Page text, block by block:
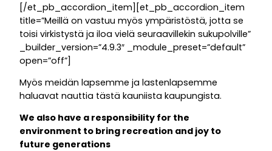
[/et_pb_accordion_item][et_pb_accordion_item
title=”Meillä on vastuu myös ympäristöstä, jotta se
toisi virkistystä ja iloa vielä seuraavillekin sukupolville”
_builder_version=”4.9.3″ _module_preset=”default”
open=”off”]
Myös meidän lapsemme ja lastenlapsemme
haluavat nauttia tästä kauniista kaupungista.
We also have a responsibility for the
environment to bring recreation and joy to
future generations